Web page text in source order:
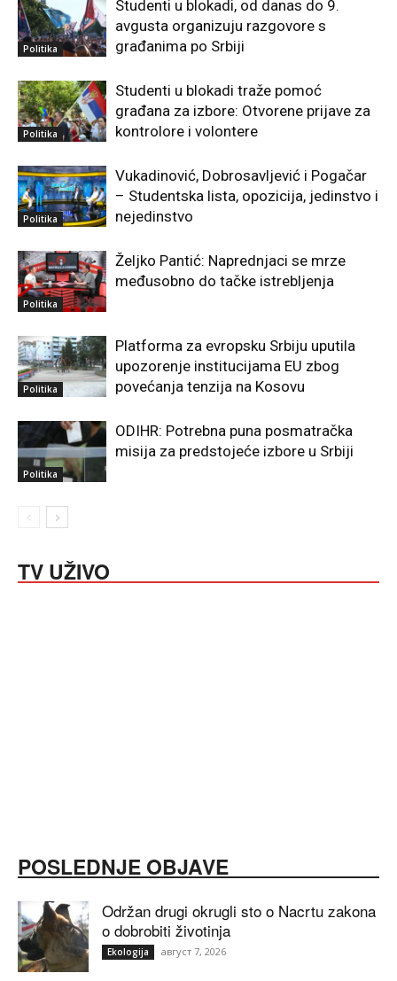
Politika
Studenti u blokadi, od danas do 9.
avgusta organizuju razgovore s
građanima po Srbiji
Politika
Studenti u blokadi traže pomoć
građana za izbore: Otvorene prijave za
kontrolore i volontere
Politika
Vukadinović, Dobrosavljević i Pogačar
– Studentska lista, opozicija, jedinstvo i
nejedinstvo
Politika
Željko Pantić: Naprednjaci se mrze
međusobno do tačke istrebljenja
Politika
Platforma za evropsku Srbiju uputila
upozorenje institucijama EU zbog
povećanja tenzija na Kosovu
Politika
ODIHR: Potrebna puna posmatračka
misija za predstojeće izbore u Srbiji
TV UŽIVO
POSLEDNJE OBJAVE
Održan drugi okrugli sto o Nacrtu zakona
o dobrobiti životinja
Ekologija август 7, 2026